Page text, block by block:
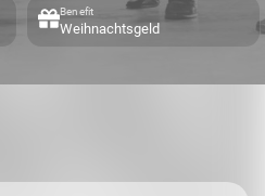
Benefit
Weihnachtsgeld